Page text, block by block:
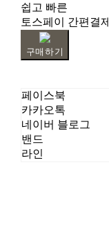
쉽고 빠른
토스페이 간편결제
구매하기
페이스북
카카오톡
네이버 블로그
밴드
라인